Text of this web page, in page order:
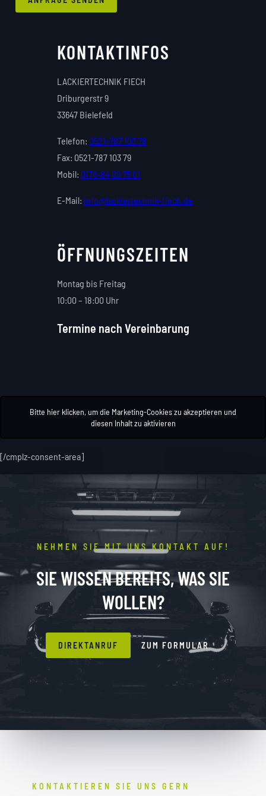
KONTAKTINFOS
LACKIERTECHNIK FIECH
Driburgerstr 9
33647 Bielefeld
Telefon: 0521-787 103 78
Fax: 0521-787 103 79
Mobil: 0176-84 89 75 01
E-Mail: info@lackiertechnik-fiech.de
ÖFFNUNGSZEITEN
Montag bis Freitag
10:00 – 18:00 Uhr
Termine nach Vereinbarung
Bitte hier klicken, um die Marketing-Cookies zu akzeptieren und
diesen Inhalt zu aktivieren
[/cmplz-consent-area]
NEHMEN SIE MIT UNS KONTAKT AUF!
SIE WISSEN BEREITS, WAS SIE
WOLLEN?
DIREKTANRUF ZUM FORMULAR
KONTAKTIEREN SIE UNS GERN